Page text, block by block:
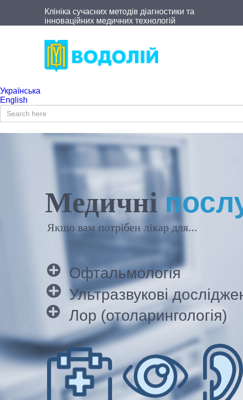
Клініка сучасних методів діагностики та
інноваційних медичних технологій
Українська
English
Пошукова форма
Пошук
Медичні
Якщо вам потрібен лікар для...
Ультразвукові
Офтальмологія
Лор (отоларингологія)